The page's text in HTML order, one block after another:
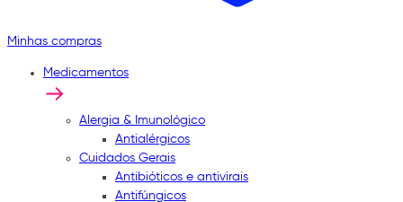
Minhas compras
Medicamentos
Alergia & Imunológico
Antialérgicos
Cuidados Gerais
Antibióticos e antivirais
Antifúngicos